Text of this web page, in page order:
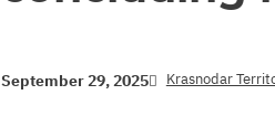
September 29, 2025 Krasnodar